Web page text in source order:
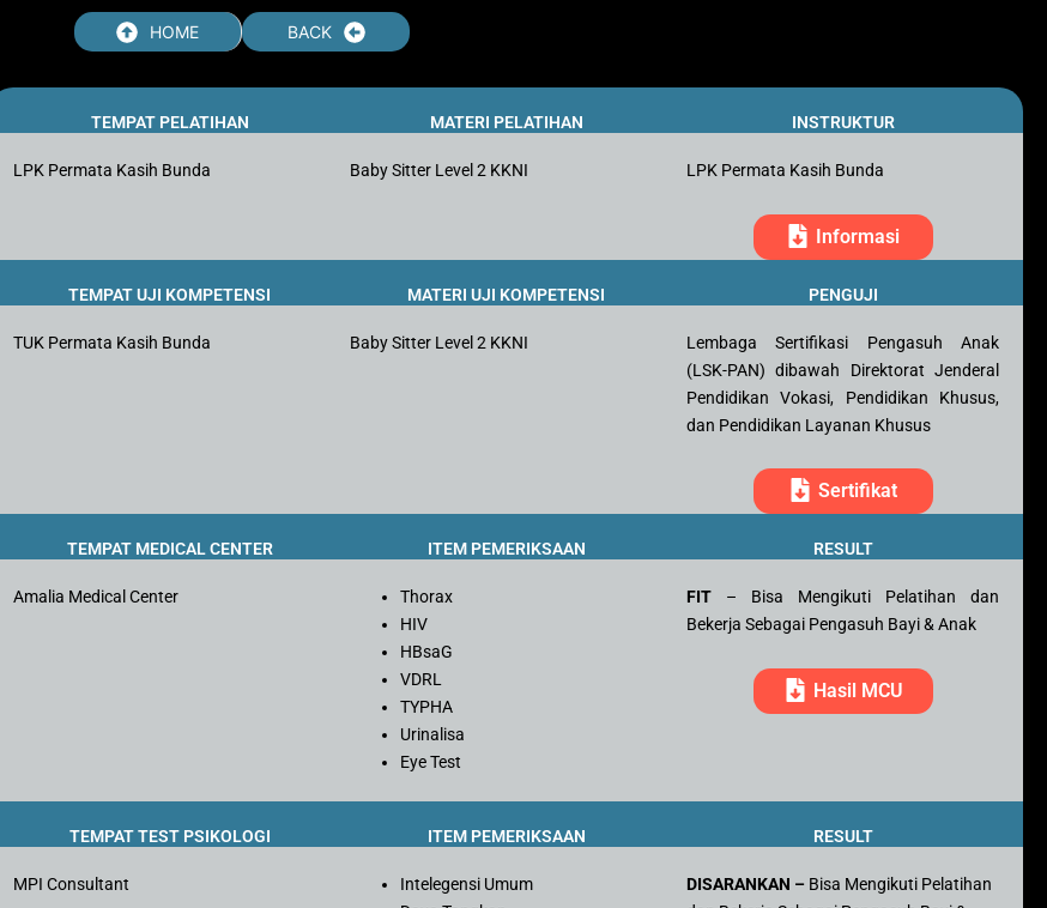
HOME BACK
TEMPAT PELATIHAN MATERI PELATIHAN INSTRUKTUR
LPK Permata Kasih Bunda Baby Sitter Level 2 KKNI LPK Permata Kasih Bunda
Informasi
TEMPAT UJI KOMPETENSI MATERI UJI KOMPETENSI PENGUJI
TUK Permata Kasih Bunda Baby Sitter Level 2 KKNI
Lembaga Sertifikasi Pengasuh Anak
(LSK-PAN) dibawah Direktorat Jenderal
Pendidikan Vokasi, Pendidikan Khusus,
dan Pendidikan Layanan Khusus
Sertifikat
TEMPAT MEDICAL CENTER ITEM PEMERIKSAAN RESULT
Amalia Medical Center
Thorax
HIV
HBsaG
VDRL
TYPHA
Urinalisa
Eye Test
FIT – Bisa Mengikuti Pelatihan dan
Bekerja Sebagai Pengasuh Bayi & Anak
Hasil MCU
TEMPAT TEST PSIKOLOGI ITEM PEMERIKSAAN RESULT
MPI Consultant
Intelegensi Umum
DISARANKAN – Bisa Mengikuti Pelatihan